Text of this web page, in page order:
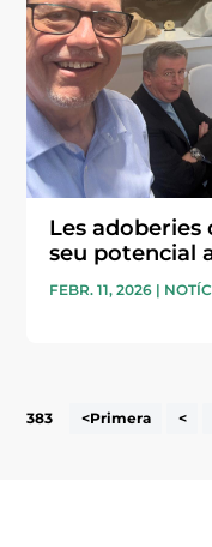
Les adoberies
seu potencial
FEBR. 11, 2026 |
383
<Primera <